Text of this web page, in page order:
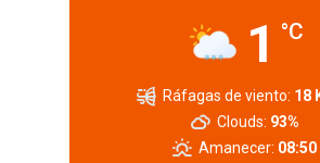
1 °C
Ráfagas de viento: 18
Clouds: 93%
Amanecer: 08:50